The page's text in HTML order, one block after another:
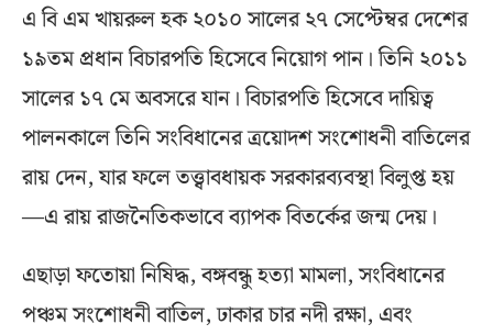
এ বি এম খায়রুল হক ২০১০ সালের ২৭ সেপ্টেম্বর দেশের
১৯তম প্রধান বিচারপতি হিসেবে নিয়োগ পান। তিনি ২০১১
সালের ১৭ মে অবসরে যান। বিচারপতি হিসেবে দায়িত্ব
পালনকালে তিনি সংবিধানের ত্রয়োদশ সংশোধনী বাতিলের
রায় দেন, যার ফলে তত্ত্বাবধায়ক সরকারব্যবস্থা বিলুপ্ত হয়
—এ রায় রাজনৈতিকভাবে ব্যাপক বিতর্কের জন্ম দেয়।
এছাড়া ফতোয়া নিষিদ্ধ, বঙ্গবন্ধু হত্যা মামলা, সংবিধানের
পঞ্চম সংশোধনী বাতিল, ঢাকার চার নদী রক্ষা, এবং